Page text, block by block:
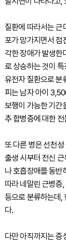
질환에 따라서는
포가 망가지면서 점
각한 장애가 발생한
로 상승하는 것이
유전자 질환으로 분
피는 남자 아이
보행이 가능한 기간
추 합병증에 대한
또 다른 병은 선천
출생 시부터 전신
나 호흡장애를 동반
따라 네말린 근병증
등으로 분류하는데,
다.
다만 아직까지는 증